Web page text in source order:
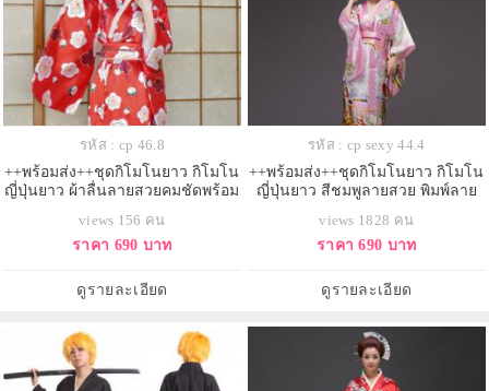
รหัส : cp 46.8
++พร้อมส่ง++ชุดกิโมโนยาว กิโมโน
ญี่ปุ่นยาว ผ้าลื่นลายสวยคมชัดพร้อม
views 156 คน
ราคา 690 บาท
ดูรายละเอียด
รหัส : cp sexy 44.4
++พร้อมส่ง++ชุดกิโมโนยาว กิโมโน
ญี่ปุ่นยาว สีชมพูลายสวย พิมพ์ลาย
views 1828 คน
ราคา 690 บาท
ดูรายละเอียด